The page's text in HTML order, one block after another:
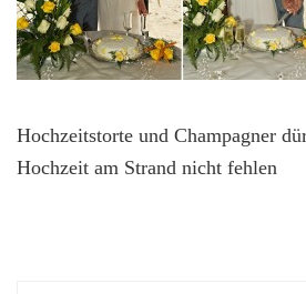
Hochzeitstorte und Champagner
Hochzeit am Strand nicht fehlen